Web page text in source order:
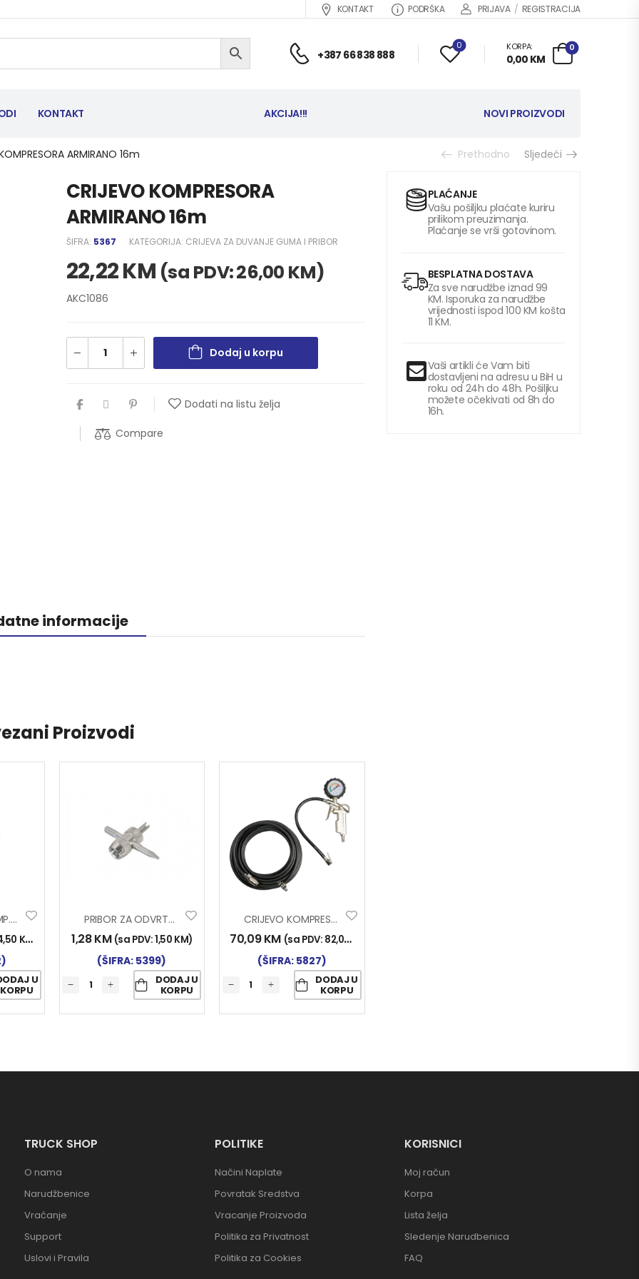
KONTAKT PODRŠKA PRIJAVA / REGISTRACIJA
+387 66 838 888
0 KORPA:
0,00 KM
0
KONTAKT AKCIJA!!! NOVI PROIZVODI
ARMIRANO 16m Prethodno Sljedeći
CRIJEVO KOMPRESORA
ARMIRANO 16m
ŠIFRA: 5367 KATEGORIJA: CRIJEVA ZA DUVANJE GUMA I PRIBOR
22,22KM (sa PDV:26,00 KM)
AKC1086
Dodaj u korpu
Dodati na listu želja
Compare
informacije
Proizvodi
PRIKLJUČAK KOMP. CRIJEVA L
KM
U
KORPU
PRIBOR ZA ODVRTANJE VENTILA
1,28KM (sa PDV:1,50 KM)
(ŠIFRA: 5399)
DODAJ U
KORPU
CRIJEVO KOMPRESORA 12m + PIŠTOLJ SA MAN.
70,09KM (sa PDV: 82,00
(ŠIFRA: 5827)
DODAJ U
KORPU
PLAĆANJE
Vašu pošiljku plaćate kuriru
prilikom preuzimanja.
Plaćanje se vrši gotovinom.
BESPLATNA DOSTAVA
Za sve narudžbe iznad 99
KM. Isporuka za narudžbe
vrijednosti ispod 100 KM košta
11 KM.
Vaši artikli će Vam biti
dostavljeni na adresu u BiH u
roku od 24h do 48h. Pošiljku
možete očekivati od 8h do
16h.
TRUCK SHOP
O nama
Narudžbenice
Vraćanje
Support
Uslovi i Pravila
POLITIKE
Načini Naplate
Povratak Sredstva
Vracanje Proizvoda
Politika za Privatnost
Politika za Cookies
KORISNICI
Moj račun
Korpa
Lista želja
Sledenje Narudbenica
FAQ